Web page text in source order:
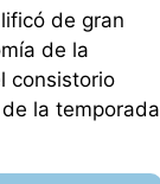
de gran
de la
consistorio
la temporada